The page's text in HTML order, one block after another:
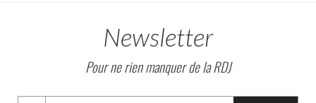
Newsletter
Pour ne rien manquer de la RDJ